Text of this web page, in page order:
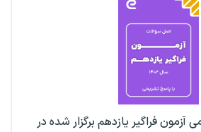
فراگیر یازدهم برگزار شده در